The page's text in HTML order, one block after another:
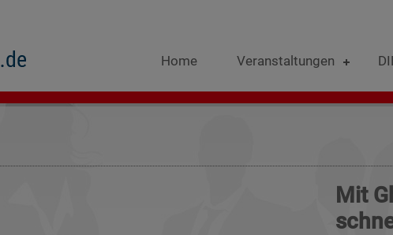
Home Veranstaltungen
Mit